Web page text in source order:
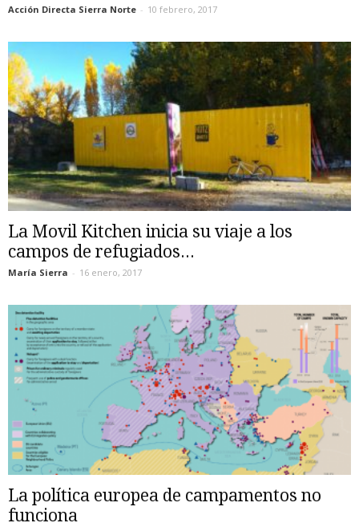
Acción Directa Sierra Norte - 10 febrero, 2017
La Movil Kitchen inicia su viaje a los
campos de refugiados...
María Sierra - 16 enero, 2017
La política europea de campamentos no
funciona